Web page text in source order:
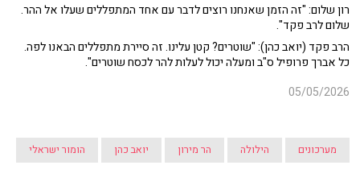
רון שלום: "זה הזמן שאנחנו רוצים לדבר עם אחד המתפללים שעלו אל ההר.
שלום לרב פקד".
הרב פקד (יואב כהן): "שוטרים? קטן עלינו. זה סיירת מתפללים הבאנו לפה.
כל אברך פרופיל ס"ב ומעלה יכול לעלות להר לכסח שוטרים".
05/05/2026
מערכונים הילולה הר מירון יואב כהן הומור ישראלי